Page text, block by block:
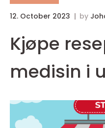
12. October 2023 by
Kjøpe
medisin i